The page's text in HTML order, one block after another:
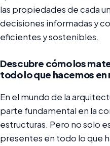
las propiedades de cada
decisiones informadas y
eficientes y sostenibles.
Descubre cómo los
todo lo que hacemos en
En el mundo de la
parte fundamental en la
estructuras. Pero no solo
presentes en todo lo que